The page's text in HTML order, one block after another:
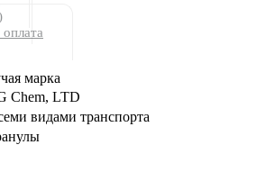
марка
Chem, LTD
видами транспорта